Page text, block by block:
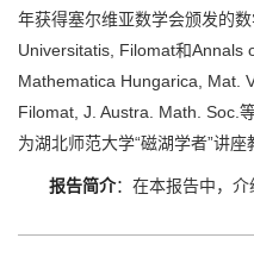
年获得塞尔维亚数学会颁发的
Universitatis, Filomat和Annals
Mathematica Hungarica, Mat.
Filomat, J. Austra. Math. Soc.
为湖北师范大学“磁湖学者”讲座
报告简介： 在本报告中， 介